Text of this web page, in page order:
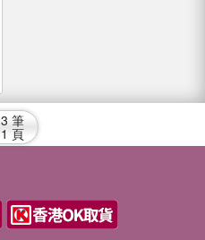
3 筆
1 頁